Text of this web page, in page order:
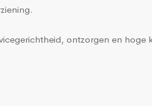
ontzorgen en